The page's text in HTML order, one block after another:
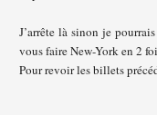
J’arrête là sinon je
vous faire New-York en 2
Pour revoir les billets